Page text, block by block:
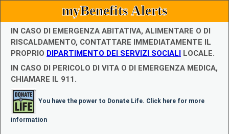
myBenefits Alerts
IN CASO DI EMERGENZA ABITATIVA, ALIMENTARE O DI
RISCALDAMENTO, CONTATTARE IMMEDIATAMENTE IL
PROPRIO DIPARTIMENTO DEI SERVIZI SOCIALI LOCALE.
IN CASO DI PERICOLO DI VITA O DI EMERGENZA MEDICA,
CHIAMARE IL 911.
You have the power to Donate Life. Click here for more
information